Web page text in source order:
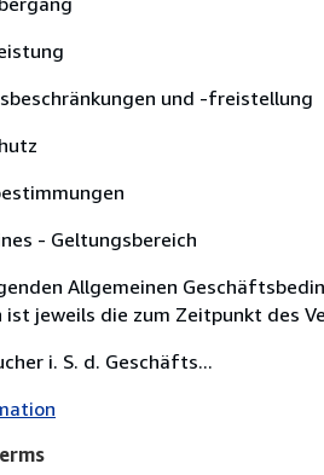
und -freistellung
- Geltungsbereich
Allgemeinen
ist jeweils die zum Zeitpunkt des
i. S. d. Geschäfts...